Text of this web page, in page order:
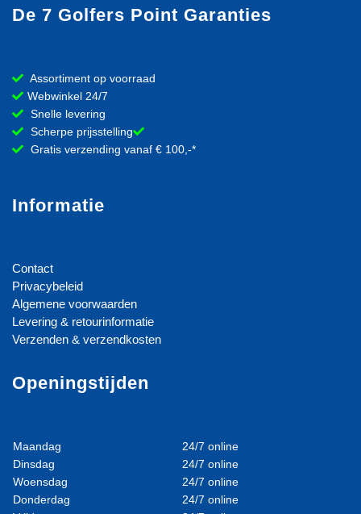
De 7 Golfers Point Garanties
Assortiment op voorraad
Webwinkel 24/7
Snelle levering
Scherpe prijsstelling
Gratis verzending vanaf € 100,-*
Informatie
Contact
Privacybeleid
Algemene voorwaarden
Levering & retourinformatie
Verzenden & verzendkosten
Openingstijden
Maandag
24/7 online
Dinsdag
24/7 online
Woensdag
24/7 online
Donderdag
24/7 online